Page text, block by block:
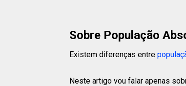
Sobre População
Existem diferenças entre
Neste artigo vou falar apenas